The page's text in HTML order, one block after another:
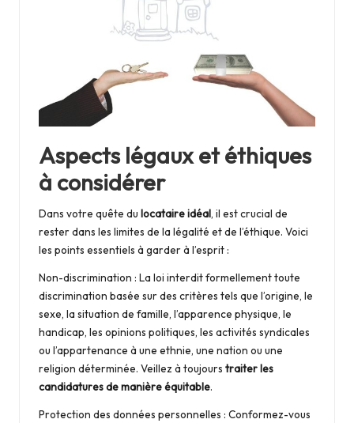
Aspects légaux et éthiques
à considérer
Dans votre quête du locataire idéal, il est crucial de
rester dans les limites de la légalité et de l’éthique. Voici
les points essentiels à garder à l’esprit :
Non-discrimination : La loi interdit formellement toute
discrimination basée sur des critères tels que l’origine, le
sexe, la situation de famille, l’apparence physique, le
handicap, les opinions politiques, les activités syndicales
ou l’appartenance à une ethnie, une nation ou une
religion déterminée. Veillez à toujours traiter les
candidatures de manière équitable.
Protection des données personnelles : Conformez-vous